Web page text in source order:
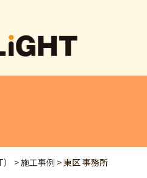
>施工事例 >東区 事務所